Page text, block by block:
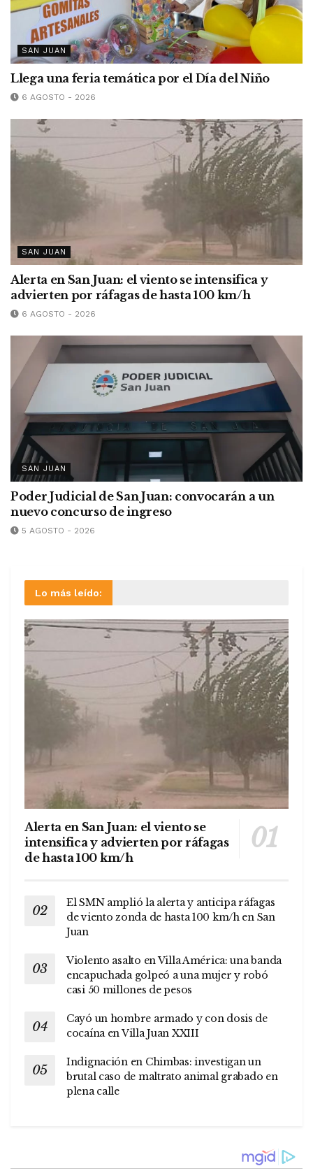
SAN JUAN
Llega una feria temática por el Día del Niño
6 AGOSTO - 2026
SAN JUAN
Alerta en San Juan: el viento se intensifica y
advierten por ráfagas de hasta 100 km/h
6 AGOSTO - 2026
SAN JUAN
Poder Judicial de San Juan: convocarán a un
nuevo concurso de ingreso
5 AGOSTO - 2026
Lo más leído:
Alerta en San Juan: el viento se
intensifica y advierten por ráfagas
de hasta 100 km/h
El SMN amplió la alerta y anticipa ráfagas
de viento zonda de hasta 100 km/h en San
Juan
Violento asalto en Villa América: una banda
encapuchada golpeó a una mujer y robó
casi 50 millones de pesos
Cayó un hombre armado y con dosis de
cocaína en Villa Juan XXIII
Indignación en Chimbas: investigan un
brutal caso de maltrato animal grabado en
plena calle